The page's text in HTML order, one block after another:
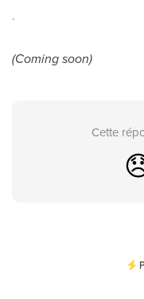
.
(Coming soon)
Cette